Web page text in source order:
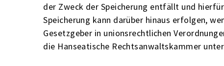
der Zweck der Speicherung entfällt und
Speicherung kann darüber hinaus erfolgen,
Gesetzgeber in unionsrechtlichen
die Hanseatische Rechtsanwaltskammer